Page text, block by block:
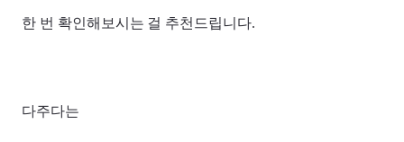
한 번 확인해보시는 걸 추천드립니다.
다주다는